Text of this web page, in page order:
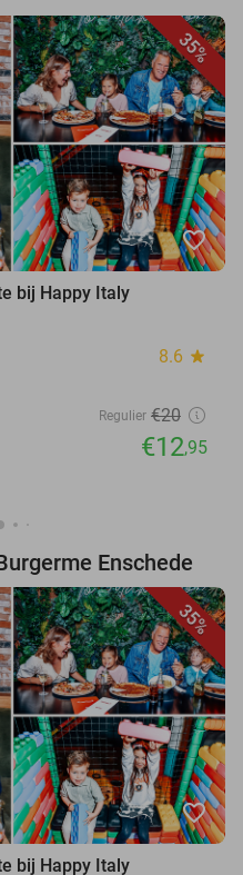
35%
favorite_border
bij Happy Italy
8.6 star
Regulier €20
€12,95
Enschede
35%
favorite_border
bij Happy Italy